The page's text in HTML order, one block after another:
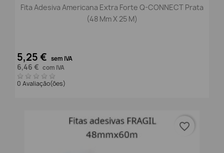
Fita Adesiva Americana Extra Forte Q-CONNECT Prata
(48 Mm X 25 M)
5,25 € sem IVA
6,46 € com IVA
0 Avaliação(ões)
favorite_border